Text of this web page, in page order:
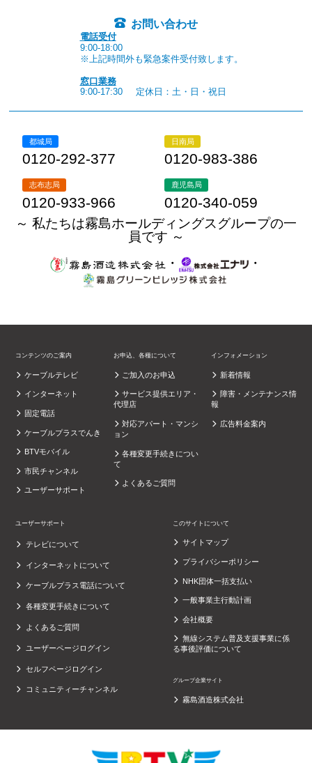
お問い合わせ
電話受付
9:00-18:00
※上記時間外も緊急案件受付致します。
窓口業務
9:00-17:30
定休日：土・日・祝日
都城局
0120-292-377
日南局
0120-983-386
志布志局
0120-933-966
鹿児島局
0120-340-059
～ 私たちは霧島ホールディングスグループの一
員です ～
・
・
コンテンツのご案内
ケーブルテレビ
インターネット
固定電話
ケーブルプラスでんき
BTVモバイル
市民チャンネル
ユーザーサポート
お申込、各種について
ご加入のお申込
サービス提供エリア・
代理店
対応アパート・マンシ
ョン
各種変更手続きについ
て
よくあるご質問
インフォメーション
新着情報
障害・メンテナンス情
報
広告料金案内
ユーザーサポート
テレビについて
インターネットについて
ケーブルプラス電話について
各種変更手続きについて
よくあるご質問
ユーザーページログイン
セルフページログイン
コミュニティーチャンネル
このサイトについて
サイトマップ
プライバシーポリシー
NHK団体一括支払い
一般事業主行動計画
会社概要
無線システム普及支援事業に係
る事後評価について
グループ企業サイト
霧島酒造株式会社